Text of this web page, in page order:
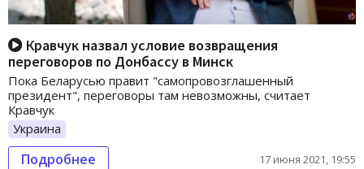
Кравчук назвал условие возвращения
переговоров по Донбассу в Минск
Пока Беларусью правит "самопровозглашенный
президент", переговоры там невозможны, считает
Кравчук
Украина
Подробнее 17 июня 2021, 19:55